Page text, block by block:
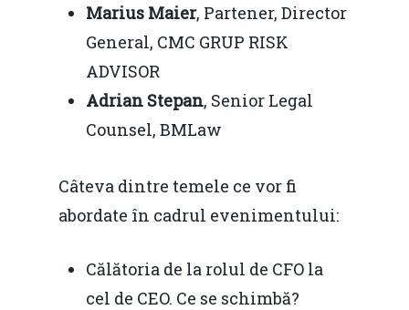
Marius Maier, Partener, Director
General, CMC GRUP RISK
ADVISOR
Adrian Stepan, Senior Legal
Counsel, BMLaw
Câteva dintre temele ce vor fi
abordate în cadrul evenimentului:
Călătoria de la rolul de CFO la
cel de CEO. Ce se schimbă?